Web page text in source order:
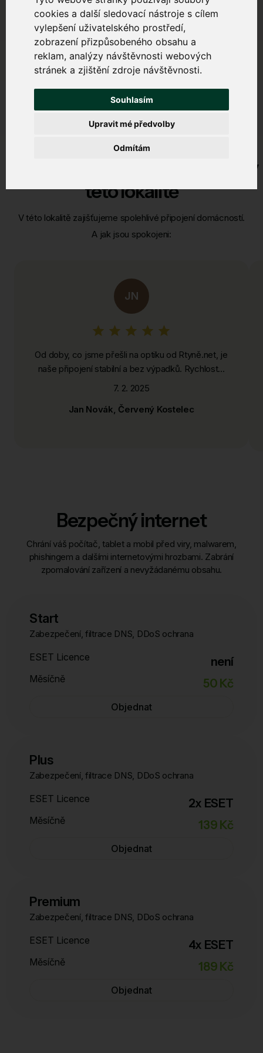
cookies a další sledovací nástroje s cílem
vylepšení uživatelského prostředí,
zobrazení přizpůsobeného obsahu a
reklam, analýzy návštěvnosti webových
stránek a zjištění zdroje návštěvnosti.
Souhlasím
Odmítám
Upravit mé předvolby
Spokojenost našich zákazníků v
této lokalitě
V této lokalitě zajišťujeme spolehlivé připojení domácností.
A jak jsou spokojeni:
JN
Od doby, co jsme přešli na optiku od Rtyně.net, je
naše připojení stabilní a bez výpadků. Rychlost...
7. 2. 2025
Jan Novák, Červený Kostelec
Bezpečný internet
Chrání váš počítač, tablet a mobil před viry, malwarem,
phishingem a dalšími internetovými hrozbami. Zabrání
zpomalování zařízení a nevyžádanému obsahu.
Start
Zabezpečení, filtrace DNS, DDoS ochrana
ESET Licence není
Měsíčně 50 Kč
Objednat
Plus
Zabezpečení, filtrace DNS, DDoS ochrana
ESET Licence 2x ESET
Měsíčně 139 Kč
Objednat
Premium
Zabezpečení, filtrace DNS, DDoS ochrana
ESET Licence 4x ESET
Měsíčně 189 Kč
Objednat